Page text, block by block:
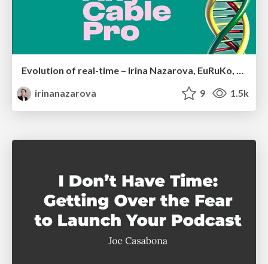
Evolution of real-time – Irina Nazarova, EuRuKo, 2024
irinanazarova
9 1.5k